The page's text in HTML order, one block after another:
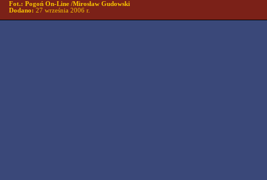
Fot.: Pogoń On-Line /Mirosław Gudowski
Dodano: 27 września 2006 r.